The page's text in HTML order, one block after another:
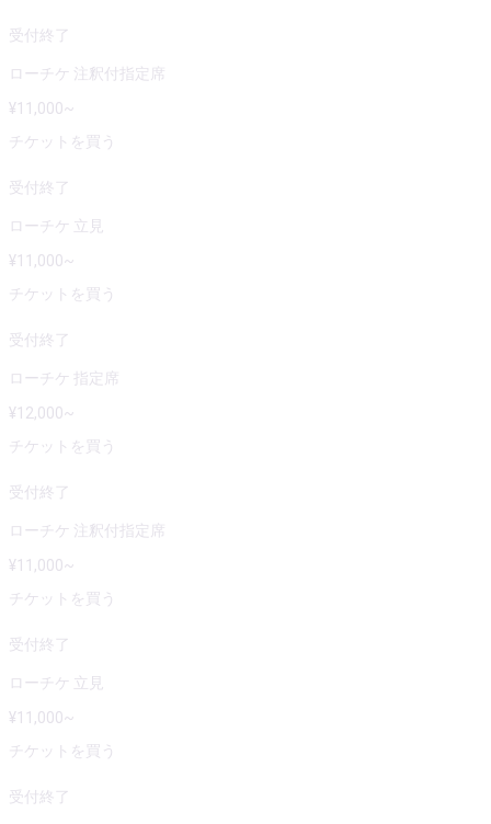
受付終了
ローチケ 注釈付指定席
¥11,000~
チケットを買う
受付終了
ローチケ 立見
¥11,000~
チケットを買う
受付終了
ローチケ 指定席
¥12,000~
チケットを買う
受付終了
ローチケ 注釈付指定席
¥11,000~
チケットを買う
受付終了
ローチケ 立見
¥11,000~
チケットを買う
受付終了